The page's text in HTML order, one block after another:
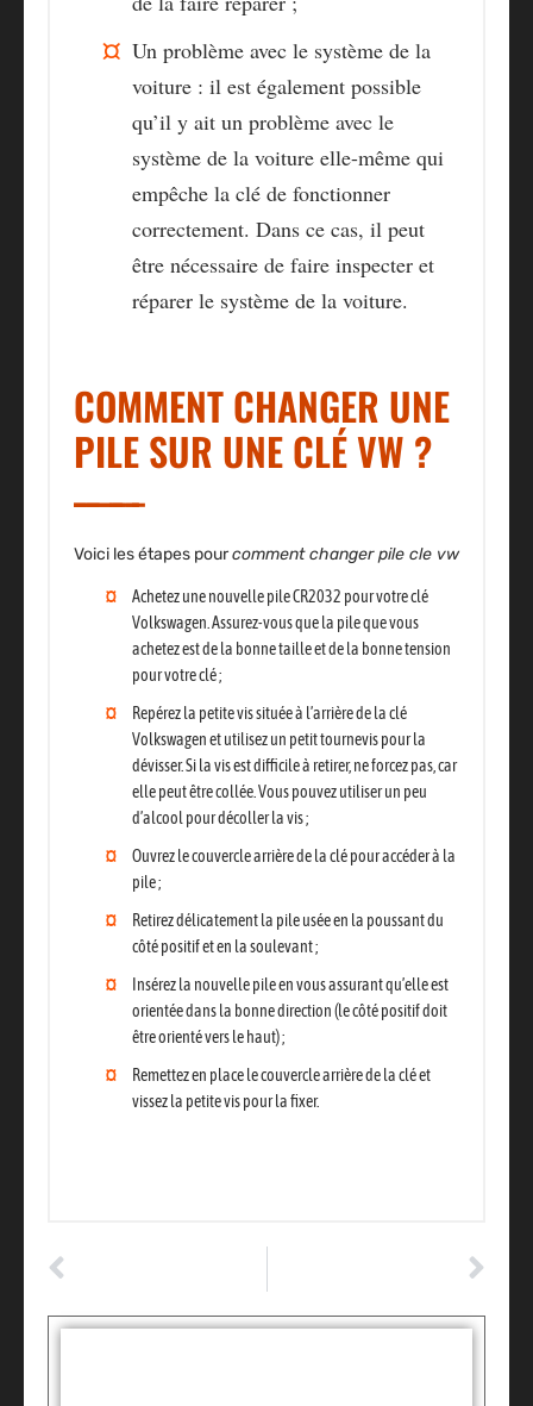
Un problème avec le système de la
voiture : il est également possible
qu’il y ait un problème avec le
système de la voiture elle-même qui
empêche la clé de fonctionner
correctement. Dans ce cas, il peut
être nécessaire de faire inspecter et
réparer le système de la voiture.
COMMENT CHANGER UNE
PILE SUR UNE CLÉ VW ?
Voici les étapes pourcomment changer pile cle vw
Achetez une nouvelle pile CR2032 pour votre clé
Volkswagen. Assurez-vous que la pile que vous
achetez est de la bonne taille et de la bonne tension
pour votre clé ;
Repérez la petite vis située à l’arrière de la clé
Volkswagen et utilisez un petit tournevis pour la
dévisser. Si la vis est difficile à retirer, ne forcez pas, car
elle peut être collée. Vous pouvez utiliser un peu
d’alcool pour décoller la vis ;
Ouvrez le couvercle arrière de la clépour accéder à la
pile ;
Retirez délicatement la pile usée en la poussant du
côté positif et en la soulevant;
Insérez la nouvelle pileen vous assurant qu’elle est
orientée dans la bonne direction (le côté positif doit
être orienté vers le haut) ;
Remettez en place le couvercle arrièrede la clé et
vissez la petite vis pour la fixer.